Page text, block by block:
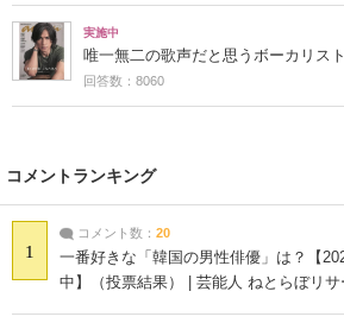
実施中
唯一無二の歌声だと思うボーカリス
回答数：8060
コメントランキング
1
コメント数： 20
一番好きな「韓国の男性俳優」は？【
中】（投票結果） | 芸能人 ねとらぼリサ